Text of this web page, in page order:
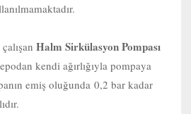
Halm Sirkülasyon Pompası
kendi ağırlığıyla pompaya
emiş oluğunda 0,2 bar kadar